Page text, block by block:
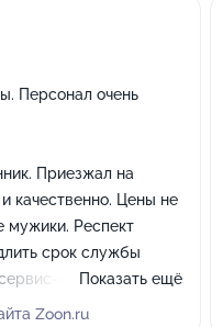
Персонал очень
Приезжал на
качественно. Цены не
мужики. Респект
срок службы
нашел)))
Показать ещё
Zoon.ru